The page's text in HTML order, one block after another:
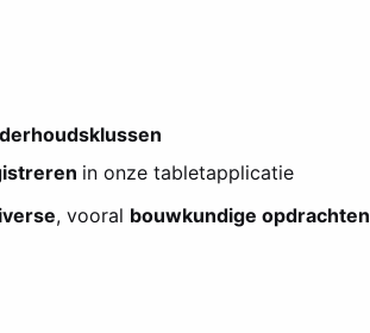
in onze tabletapplicatie
, vooral bouwkundige opdrachten